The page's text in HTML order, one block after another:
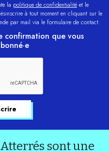
la politique de confidentialité et le
à tout moment en cliquant sur le
par mail via le formulaire de contact.
confirmation que vous
sont une